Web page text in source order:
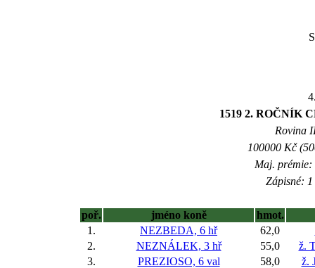
1519 2. ROČNÍK
Rovina
100000 Kč
Maj. prémie:
Zápisné:
poř. jméno koně
hmot.
1.
NEZBEDA, 6 hř 62,0
2.
NEZNÁLEK, 3 hř 55,0
ž.
3.
PREZIOSO, 6 val 58,0
ž.